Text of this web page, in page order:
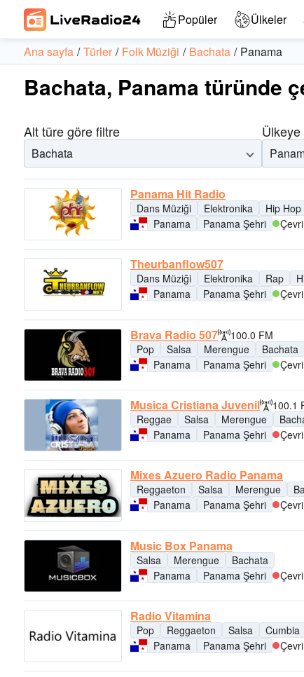
Popüler Ülkeler
Ana sayfa Türler Folk Müziği Bachata Panama
Bachata, Panama türünde
Alt türe göre filtre
Bachata
Panama Hit Radio
Dans Müziği Elektronika Hip Hop
Panama
Panama Şehri
Theurbanflow507
Dans Müziği Elektronika Rap
Panama
Panama Şehri
Brava Radio 507
100.0 FM
Pop
Salsa Merengue Bachata
Panama
Panama Şehri
Musica Cristiana Juvenil
100.1
Reggae
Salsa Merengue
Panama
Panama Şehri
Mixes Azuero Radio Panama
Reggaeton Salsa Merengue
Panama
Panama Şehri
Music Box Panama
Salsa Merengue
Bachata
Panama
Panama Şehri
Radio Vitamina
Pop Reggaeton Salsa Cumbia
Panama
Panama Şehri